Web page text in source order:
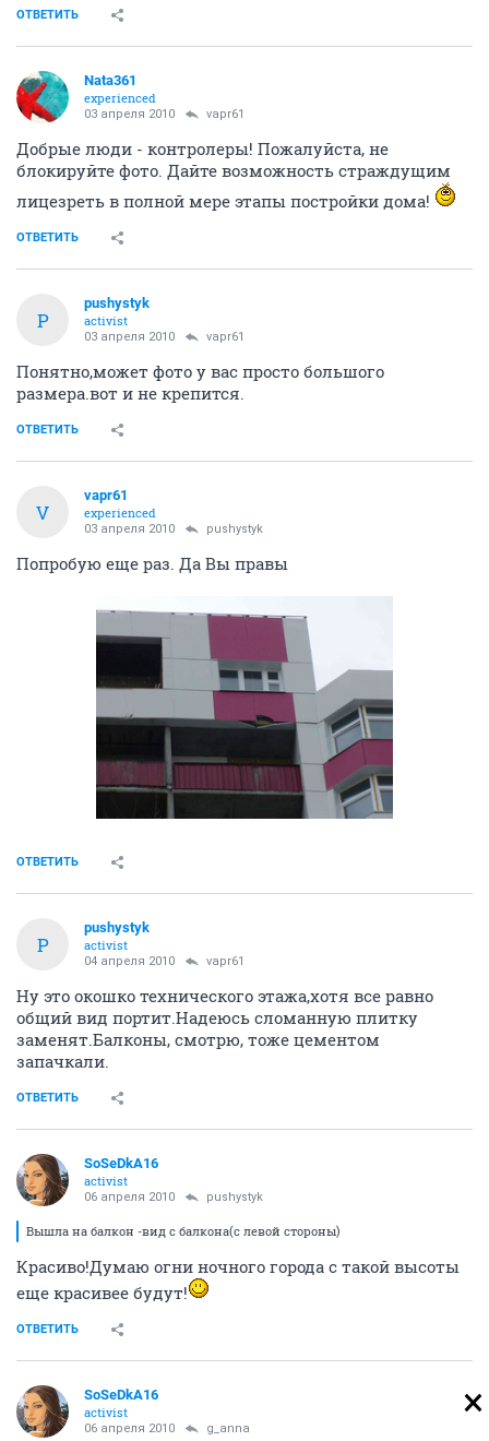
ОТВЕТИТЬ
Nata361
experienced
03 апреля 2010 vapr61
Добрые люди - контролеры! Пожалуйста, не
блокируйте фото. Дайте возможность страждущим
лицезреть в полной мере этапы постройки дома!
ОТВЕТИТЬ
P
pushystyk
activist
03 апреля 2010 vapr61
Понятно,может фото у вас просто большого
размера.вот и не крепится.
ОТВЕТИТЬ
V
vapr61
experienced
03 апреля 2010 pushystyk
Попробую еще раз. Да Вы правы
ОТВЕТИТЬ
P
pushystyk
activist
04 апреля 2010 vapr61
Ну это окошко технического этажа,хотя все равно
общий вид портит.Надеюсь сломанную плитку
заменят.Балконы, смотрю, тоже цементом
запачкали.
ОТВЕТИТЬ
SoSeDkA16
activist
06 апреля 2010 pushystyk
Вышла на балкон -вид с балкона(с левой стороны)
Красиво!Думаю огни ночного города с такой высоты
еще красивее будут!
ОТВЕТИТЬ
SoSeDkA16
activist
06 апреля 2010 g_anna